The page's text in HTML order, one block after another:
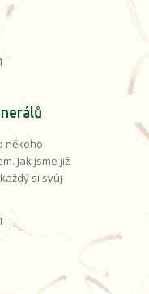
někoho
Jak jsme již
si svůj